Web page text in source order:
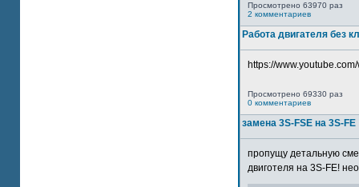
Просмотрено 63970 раз
2 комментариев
Работа двигателя без
https://
Просмотрено 69330 раз
0 комментариев
замена 3S-FSE на 3S-FE
пропущу детальную
двиготеля на 3S-FE!